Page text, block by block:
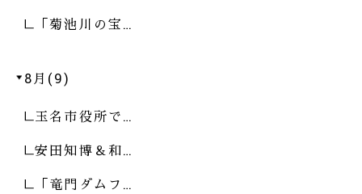
「菊池川の宝…
8月(9)
玉名市役所で…
安田知博＆和…
「竜門ダムフ…